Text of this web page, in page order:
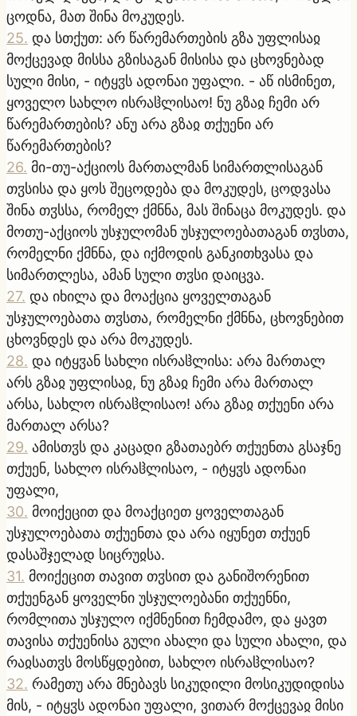
ცოდნა, მათ შინა მოკუდეს.
25. და სთქუთ: არ წარემართების გზა უფლისაჲ
მოქცევად მისსა გზისაგან მისისა და ცხოვნებად
სული მისი, - იტყჳს ადონაი უფალი. - აწ ისმინეთ,
ყოველო სახლო ისრაჱლისაო! ნუ გზაჲ ჩემი არ
წარემართების? ანუ არა გზაჲ თქუენი არ
წარემართების?
26. მი-თუ-აქციოს მართალმან სიმართლისაგან
თჳსისა და ყოს შეცოდება და მოკუდეს, ცოდვასა
შინა თჳსსა, რომელ ქმნნა, მას შინაცა მოკუდეს. და
მოთუ-აქციოს უსჯულომან უსჯულოებათაგან თჳსთა,
რომელნი ქმნნა, და იქმოდის განკითხვასა და
სიმართლესა, ამან სული თჳსი დაიცვა.
27. და იხილა და მოაქცია ყოველთაგან
უსჯულოებათა თჳსთა, რომელნი ქმნნა, ცხოვნებით
ცხოვნდეს და არა მოკუდეს.
28. და იტყჳან სახლი ისრაჱლისა: არა მართალ
არს გზაჲ უფლისაჲ, ნუ გზაჲ ჩემი არა მართალ
არსა, სახლო ისრაჱლისაო! არა გზაჲ თქუენი არა
მართალ არსა?
29. ამისთჳს და კაცადი გზათაებრ თქუენთა გსაჯნე
თქუენ, სახლო ისრაჱლისაო, - იტყჳს ადონაი
უფალი,
30. მოიქეცით და მოაქციეთ ყოველთაგან
უსჯულოებათა თქუენთა და არა იყუნეთ თქუენ
დასაშჯელად სიცრუჲსა.
31. მოიქეცით თავით თჳსით და განიშორენით
თქუენგან ყოველნი უსჯულოებანი თქუენნი,
რომლითა უსჯულო იქმნენით ჩემდამო, და ყავთ
თავისა თქუენისა გული ახალი და სული ახალი, და
რაჲსათჳს მოსწყდებით, სახლო ისრაჱლისაო?
32. რამეთუ არა მნებავს სიკუდილი მოსიკუდიდისა
მის, - იტყჳს ადონაი უფალი, ვითარ მოქცევაჲ მისი